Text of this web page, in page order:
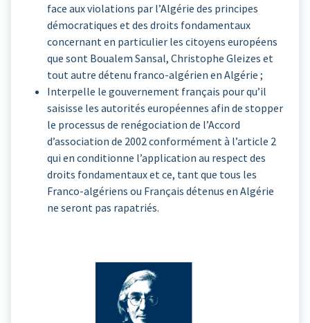
face aux violations par l’Algérie des principes
démocratiques et des droits fondamentaux
concernant en particulier les citoyens européens
que sont Boualem Sansal, Christophe Gleizes et
tout autre détenu franco-algérien en Algérie ;
Interpelle le gouvernement français pour qu’il
saisisse les autorités européennes afin de stopper
le processus de renégociation de l’Accord
d’association de 2002 conformément à l’article 2
qui en conditionne l’application au respect des
droits fondamentaux et ce, tant que tous les
Franco-algériens ou Français détenus en Algérie
ne seront pas rapatriés.